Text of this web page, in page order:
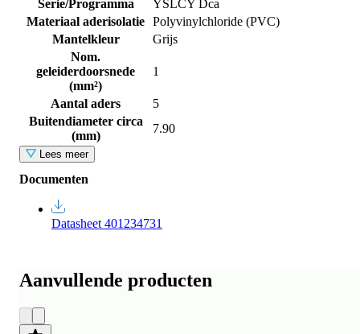
Serie/Programma
YSLCY Dca
Materiaal aderisolatie Polyvinylchloride (PVC)
Mantelkleur
Grijs
Nom.
geleiderdoorsnede
(mm²)
1
Aantal aders
5
Buitendiameter circa
(mm)
7.90
Lees meer
Documenten
Datasheet 401234731
Aanvullende producten